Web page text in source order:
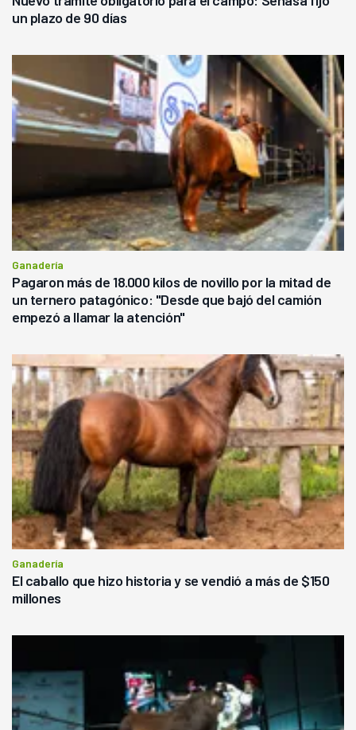
un plazo de 90 días
Ganadería
Pagaron más de 18.000 kilos de novillo por la mitad de
un ternero patagónico: "Desde que bajó del camión
empezó a llamar la atención"
Ganadería
El caballo que hizo historia y se vendió a más de $150
millones